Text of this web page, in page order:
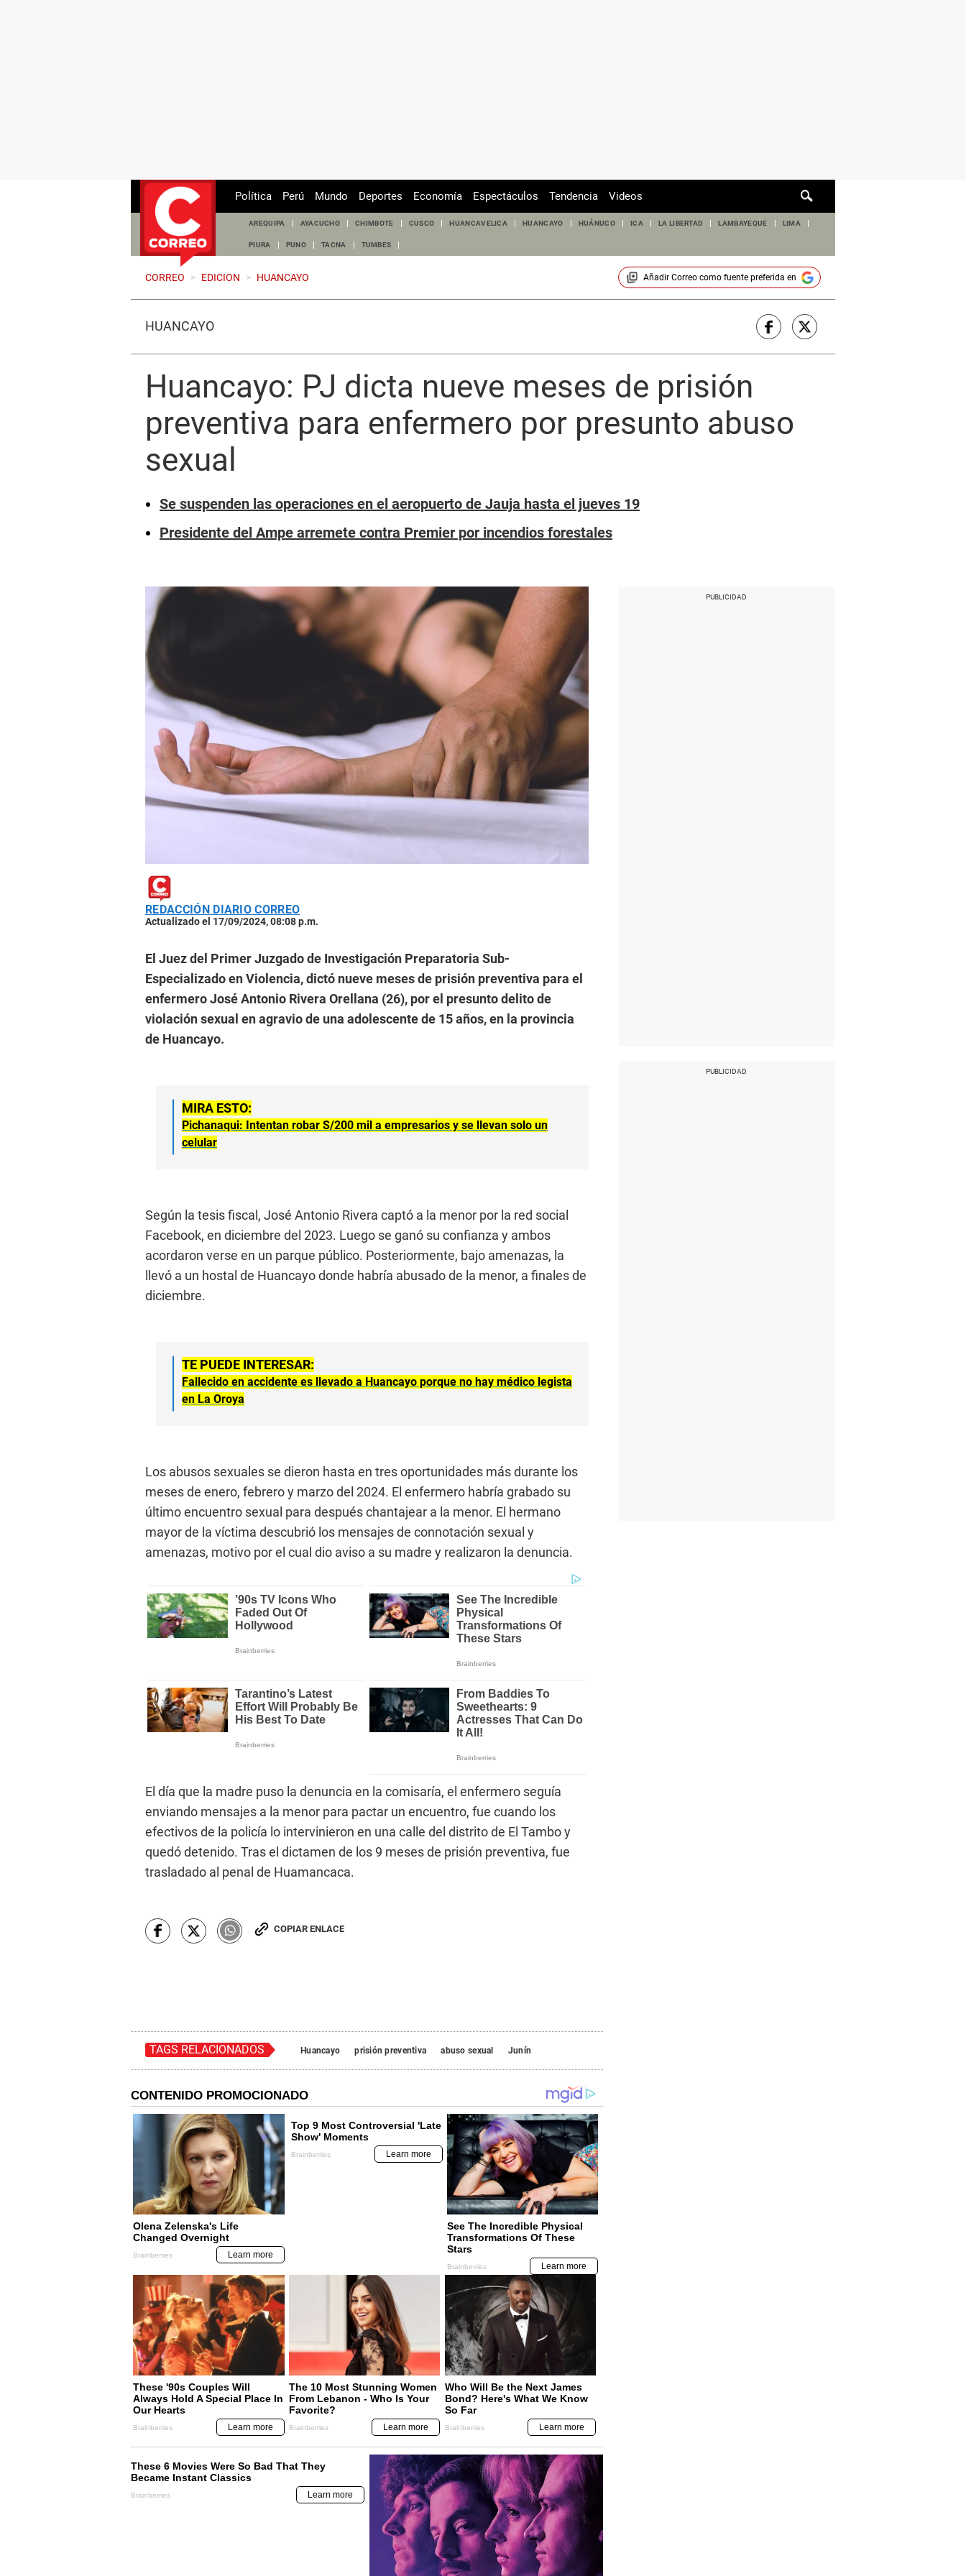
de
Política Perú Mundo Deportes Economía Espectáculos Tendencia Videos
AREQUIPA AYACUCHO CHIMBOTE CUSCO HUANCAVELICA HUANCAYO HUÁNUCO ICA LA LIBERTAD LAMBAYEQUE LIMA
PIURA PUNO TACNA TUMBES
CORREO > EDICION > HUANCAYO Añadir Correocomo fuente preferida en
HUANCAYO
Huancayo: PJ dicta nueve meses de prisión
preventiva para enfermero por presunto abuso
sexual
Se suspenden las operaciones en el aeropuerto de Jauja hasta el jueves 19
Presidente del Ampe arremete contra Premier por incendios forestales
REDACCIÓN DIARIO CORREO
Actualizado el 17/09/2024, 08:08 p.m.
El Juez del Primer Juzgado de Investigación Preparatoria Sub-
Especializado en Violencia, dictó nueve meses de prisión preventiva para el
enfermero José Antonio Rivera Orellana (26), por el presunto delito de
violación sexual en agravio de una adolescente de 15 años, en la provincia
de Huancayo.
MIRA ESTO:
Pichanaqui: Intentan robar S/200 mil a empresarios y se llevan solo un
celular
Según la tesis fiscal, José Antonio Rivera captó a la menor por la red social
Facebook, en diciembre del 2023. Luego se ganó su confianza y ambos
acordaron verse en un parque público. Posteriormente, bajo amenazas, la
llevó a un hostal de Huancayo donde habría abusado de la menor, a finales de
diciembre.
TE PUEDE INTERESAR:
Fallecido en accidente es llevado a Huancayo porque no hay médico legista
en La Oroya
Los abusos sexuales se dieron hasta en tres oportunidades más durante los
meses de enero, febrero y marzo del 2024. El enfermero habría grabado su
último encuentro sexual para después chantajear a la menor. El hermano
mayor de la víctima descubrió los mensajes de connotación sexual y
amenazas, motivo por el cual dio aviso a su madre y realizaron la denuncia.
El día que la madre puso la denuncia en la comisaría, el enfermero seguía
enviando mensajes a la menor para pactar un encuentro, fue cuando los
efectivos de la policía lo intervinieron en una calle del distrito de El Tambo y
quedó detenido. Tras el dictamen de los 9 meses de prisión preventiva, fue
trasladado al penal de Huamancaca.
COPIAR ENLACE
TAGS RELACIONADOS Huancayo prisión preventiva abuso sexual Junín